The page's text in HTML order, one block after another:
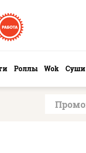
Роллы Wok Суши